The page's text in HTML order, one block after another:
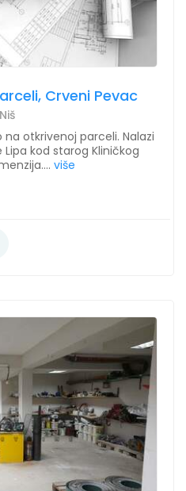
Crveni Pevac
otkrivenoj parceli. Nalazi
kod starog Kliničkog
više